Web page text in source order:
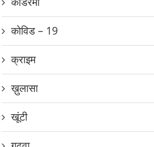
कोविड – 19
क्राइम
ख़ुलासा
खूंटी